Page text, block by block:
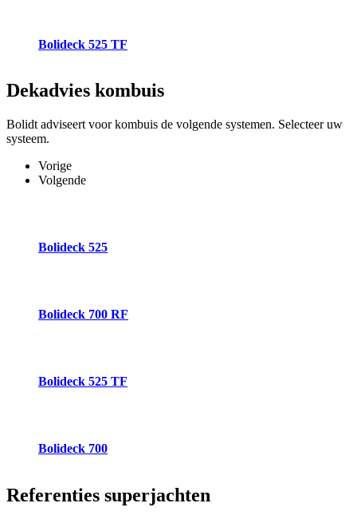
Bolideck 525 TF
Dekadvies kombuis
Bolidt adviseert voor kombuis de volgende systemen. Selecteer uw
systeem.
Vorige
Volgende
Bolideck 525
Bolideck 700 RF
Bolideck 525 TF
Bolideck 700
Referenties superjachten